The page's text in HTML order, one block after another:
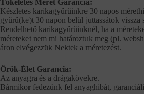
Készletes karikagyűrűinkre 30 napos
gyűrű(ke)t 30 napon belül juttassátok
Rendelhető karikagyűrűinknél, ha a
méreteket nem mi határoztuk meg (pl.
áron elvégezzük Nektek a méretezést.
Örök-Élet Garancia:
Az anyagra és a drágakövekre.
Bármikor fedezünk fel anyaghibát,